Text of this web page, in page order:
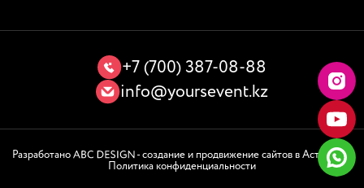
+7 (700) 387-08-88
info@yoursevent.kz
Разработано
- создание и продвижение сайтов в Астане
Политика конфиденциальности